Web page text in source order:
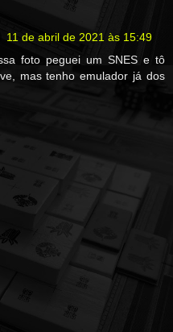
11 de abril de 2021 às 15:49
foto peguei um SNES e tô
mas tenho emulador já dos